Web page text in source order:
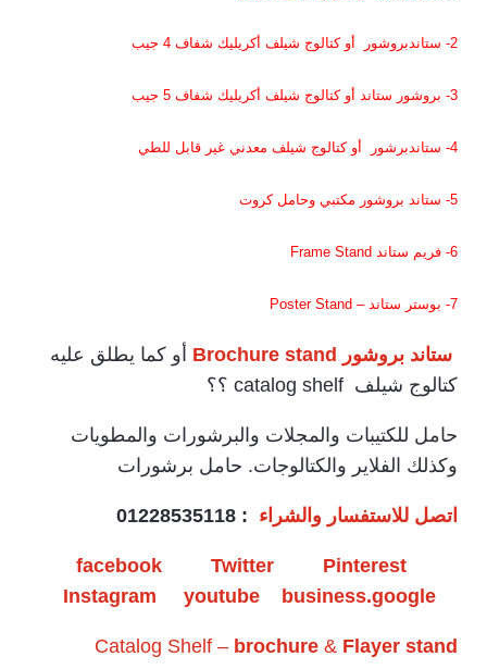
2- ستاندبروشور أو كتالوج شيلف أكريليك شفاف 4 جيب
3- بروشور ستاند أو كتالوج شيلف أكريليك شفاف 5 جيب
4- ستاندبرشور أو كتالوج شيلف معدني غير قابل للطي
5- ستاند بروشور مكتبي وحامل كروت
6- فريم ستاند Frame Stand
7- بوستر ستاند – Poster Stand
ستاند بروشور Brochure stand أو كما يطلق عليه
كتالوج شيلف catalog shelf ؟؟
حامل للكتيبات والمجلات والبرشورات والمطويات
وكذلك الفلاير والكتالوجات. حامل برشورات
اتصل للاستفسار والشراء : 01228535118
facebook Twitter
Pinterest
Instagram
youtube business.google
Catalog Shelf – brochure & Flayer stand